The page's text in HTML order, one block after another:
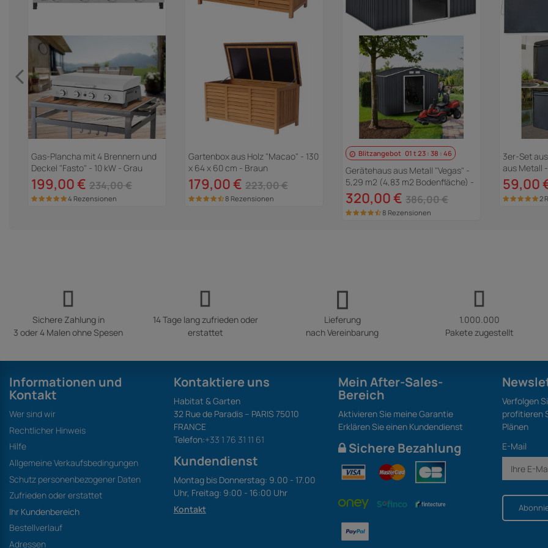
Gas-Plancha mit 4 Brennern und
Deckel "Fasto" - 10 kW - Grau
199,00 € 234,00 €
4 Rezensionen
Gartenbox aus Holz "Macao" - 130
x 64 x 60 cm - Braun
179,00 € 223,00 €
8 Rezensionen
Blitzangebot 01 t23: 38 : 45
Gerätehaus aus Metall "Vegas" -
5,29 m2 (4,83 m2 Bodenfläche) -
Grau
320,00 € 386,00 €
8 Rezensionen
3er-Set
aus Metall
59,00
2
Sichere Zahlung in
3 oder 4 Malen ohne Spesen
14 Tage lang zufrieden oder
erstattet
Lieferung
nach Vereinbarung
1.000.000
Pakete zugestellt
Informationen und
Kontakt
Wer sind wir
Rechtlicher Hinweis
Hilfe
Allgemeine Verkaufsbedingungen
Schutz personenbezogener Daten
Zufrieden oder erstattet
Ihr Kundenbereich
Bestellverlauf
Adressen
Kontaktiere uns
Habitat & Garten
32 Rue de Paradis – PARIS 75010
FRANCE
Telefon:+33 1 76 31 11 61
Kundendienst
Montag bis Donnerstag: 9.00 - 17.00
Uhr, Freitag: 9:00 - 16:00 Uhr
Kontakt
Mein After-Sales-
Bereich
Aktivieren Sie meine Garantie
Erklären Sie einen Kundendienst
Sichere Bezahlung
Verfolgen
profitieren
Plänen
E-Mail